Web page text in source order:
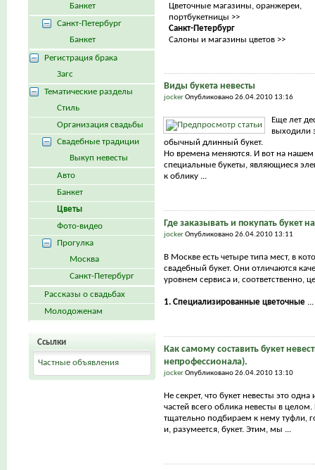
Цветочные магазины, оранжереи,
портбукетницы >>
Санкт-Петербург
Салоны и магазины цветов >>
Виды букета невесты
jockerОпубликовано 26.04.2010 13:16
Еще лет
выходили
обычный длинный букет.
Но времена меняются. И вот на
специальные букеты, являющиеся
к облику ...
Где заказывать и покупать букет
jockerОпубликовано 26.04.2010 13:11
В Москве есть четыре типа мест, в
свадебный букет. Они отличаются
уровнем сервиса и, соответственно,
1. Специализированные цветочные...
Как самому составить букет
непрофессионала).
jockerОпубликовано 26.04.2010 13:10
Не секрет, что букет невесты это
частей всего облика невесты в
тщательно подбираем к нему туфли,
и, разумеется, букет. Этим, мы ...
Банкет
Санкт-Петербург
Банкет
Регистрация брака
Загс
Тематические разделы
Стиль
Организация свадьбы
Свадебные традиции
Выкуп невесты
Авто
Банкет
Цветы
Фото-видео
Прогулка
Москва
Санкт-Петербург
Рассказы о свадьбах
Молодоженам
Ссылки
Частные объявления